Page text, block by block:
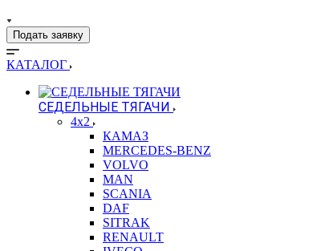
Подать заявку
КАТАЛОГ
СЕДЕЛЬНЫЕ ТЯГАЧИ
4x2
КАМАЗ
MERCEDES-BENZ
VOLVO
MAN
SCANIA
DAF
SITRAK
RENAULT